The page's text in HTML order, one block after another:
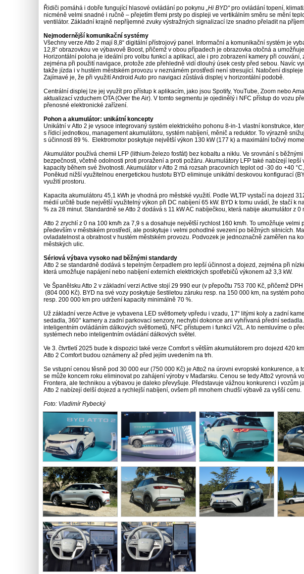
Řidiči pomáhá i dobře fungující hlasové ovládání po pokynu „Hi BYD“pro ovládání topení,
nicméně velmi snadné i ručně – přejetím třemi prsty po displeji ve vertikálním směru se mění
ventilátor. Základní krajně nepříjemné zvuky výstražných signalizací lze snadno přeladit na
Nejmodernější komunikační systémy
Všechny verze Atto 2 mají 8,8“ digitální přístrojový panel. Informační a komunikační systém je
12,8“ obrazovkou ve výbavově Boost, přičemž v obou případech je obrazovka otočná a
Horizontální poloha je ideální pro volbu funkcí a aplikací, ale i pro zobrazení kamery při
zejména při použití navigace, protože zde přehledně vidí dlouhý úsek cesty před sebou. Navíc
takže jízda i v hustém městském provozu v neznámém prostředí není stresující. Natočení
Zajímavé je, že při využití Android Auto pro navigaci zůstává displej v horizontální podobě.
Centrální displej lze jej využít pro přístup k aplikacím, jako jsou Spotify, YouTube, Zoom nebo
aktualizací vzduchem OTA (Over the Air). V tomto segmentu je ojedinělý i NFC přístup do vozu
přenosné elektronické zařízení.
Pohon a akumulátor: unikátní koncepty
Unikátní v Atto 2 je vysoce integrovaný systém elektrického pohonu 8-in-1 vlastní konstrukce,
s řídicí jednotkou, management akumulátoru, systém nabíjení, měnič a reduktor. To výrazně
s účinností 89 %. Elektromotor poskytuje největší výkon 130 kW (177 k) a maximální točivý
Akumulátor používá chemii LFP (lithium-železo fosfát) bez kobaltu a niklu. Ve srovnání s
bezpečnosti, včetně odolnosti proti proražení a proti požáru. Akumulátory LFP také nabízejí lepší
kapacity během své životnosti. Akumulátor v Atto 2 má rozsah pracovních teplot od -30 do +40
Poněkud nižší využitelnou energetickou hustotu BYD eliminuje unikátní deskovou konfigurací
využití prostoru.
Kapacita akumulátoru 45,1 kWh je vhodná pro městské využití. Podle WLTP vystačí na dojezd
médií určitě bude největší využitelný výkon při DC nabíjení 65 kW. BYD k tomu uvádí, že stačí k
% za 28 minut. Standardně se Atto 2 dodává s 11 kW AC nabíječkou, která nabije akumulátor z 0
Atto 2 zrychlí z 0 na 100 km/h za 7,9 s a dosahuje největší rychlost 160 km/h. To umožňuje
především v městském prostředí, ale poskytuje i velmi pohodlné svezení po běžných silnicích.
ovladatelnost a obratnost v hustém městském provozu. Podvozek je jednoznačně zaměřen na
městských ulic.
Sériová výbava vysoko nad běžnými standardy
Atto 2 se standardně dodává s tepelným čerpadlem pro lepší účinnost a dojezd, zejména při
která umožňuje napájení nebo nabíjení externích elektrických spotřebičů výkonem až 3,3 kW.
Ve Španělsku Atto 2 v základní verzi Active stojí 29 990 eur (v přepočtu 753 700 Kč, přičemž
(804 000 Kč). BYD na své vozy poskytuje šestiletou záruku resp. na 150 000 km, na systém
resp. 200 000 km pro udržení kapacity minimálně 70 %.
Už základní verze Active je vybavena LED světlomety vpředu i vzadu, 17“ litými koly a zadní
sedadla, 360° kamery a zadní parkovací senzory, nechybí dokonce ani vyhřívaná přední
inteligentním ovládáním dálkových světlometů, NFC přístupem i funkcí V2L. A to nemluvíme o
systémech nebo inteligentním ovládání dálkových světel.
Ve 3. čtvrtletí 2025 bude k dispozici také verze Comfort s větším akumulátorem pro dojezd 420
Atto 2 Comfort budou oznámeny až před jejím uvedením na trh.
Se vstupní cenou těsně pod 30 000 eur (750 000 Kč) je Atto2 na úrovni evropské konkurence, a
se může koncem roku eliminovat po zahájení výroby v Maďarsku. Cenou se tedy Atto2 vyrovná
Frontera, ale technikou a výbavou je daleko převyšuje. Představuje vážnou konkurenci i vozům
Atto 2 nabízejí delší dojezd a rychlejší nabíjení, ovšem při mnohem chudší výbavě za vyšší cenu.
Foto: Vladimír Rybecký